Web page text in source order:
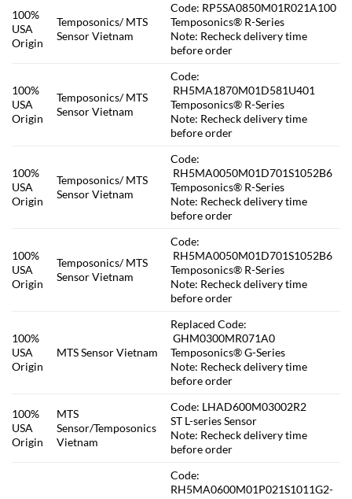
100%
USA
Origin
Temposonics/ MTS
Sensor Vietnam
Code: RP5SA0850M01R021A100
Temposonics® R-Series
Note: Recheck delivery time
before order
100%
USA
Origin
Temposonics/ MTS
Sensor Vietnam
Code:
RH5MA1870M01D581U401
Temposonics® R-Series
Note: Recheck delivery time
before order
100%
USA
Origin
Temposonics/ MTS
Sensor Vietnam
Code:
RH5MA0050M01D701S1052B6
Temposonics® R-Series
Note: Recheck delivery time
before order
100%
USA
Origin
Temposonics/ MTS
Sensor Vietnam
Code:
RH5MA0050M01D701S1052B6
Temposonics® R-Series
Note: Recheck delivery time
before order
100%
USA
Origin
MTS Sensor Vietnam
Replaced Code:
GHM0300MR071A0
Temposonics® G-Series
Note: Recheck delivery time
before order
100%
USA
Origin
MTS
Sensor/Temposonics
Vietnam
Code: LHAD600M03002R2
ST L-series Sensor
Note: Recheck delivery time
before order
Code:
RH5MA0600M01P021S1011G2-